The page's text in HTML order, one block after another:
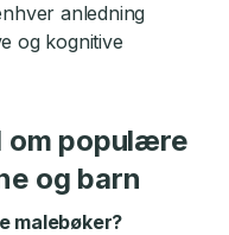
anledning
og kognitive
om populære
og barn
malebøker?